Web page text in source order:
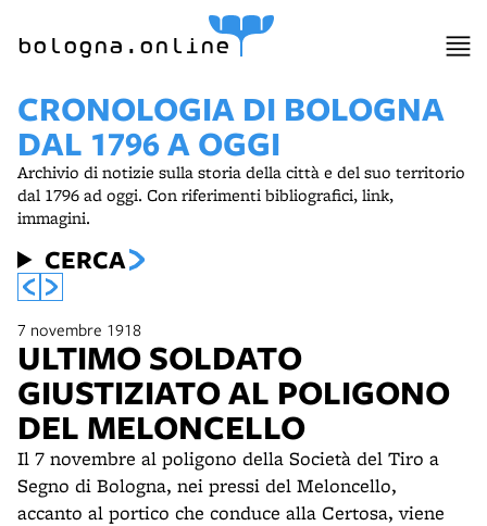
bologna.online
CRONOLOGIA DI BOLOGNA
DAL 1796 A OGGI
Archivio di notizie sulla storia della città e del suo territorio
dal 1796 ad oggi. Con riferimenti bibliografici, link,
immagini.
CERCA
7 novembre 1918
ULTIMO SOLDATO
GIUSTIZIATO AL POLIGONO
DEL MELONCELLO
Il 7 novembre al poligono della Società del Tiro a
Segno di Bologna, nei pressi del Meloncello,
accanto al portico che conduce alla Certosa, viene